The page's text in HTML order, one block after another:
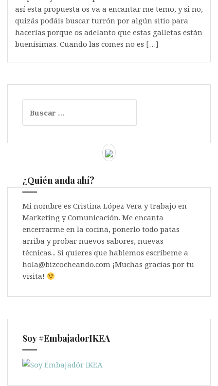
así esta propuesta os va a encantar me temo, y si no,
quizás podáis buscar turrón por algún sitio para
hacerlas porque os adelanto que estas galletas están
buenísimas. Cuando las comes no es […]
¿Quién anda ahí?
Mi nombre es Cristina López Vera y trabajo en
Marketing y Comunicación. Me encanta
encerrarme en la cocina, ponerlo todo patas
arriba y probar nuevos sabores, nuevas
técnicas... Si quieres que hablemos escríbeme a
hola@bizcocheando.com ¡Muchas gracias por tu
visita!
Soy #EmbajadorIKEA